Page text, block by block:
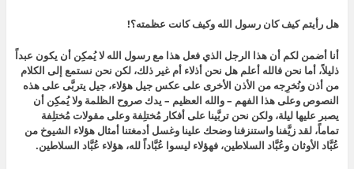
هل رأيتم كيف كان رسول الله وكيف كانت عظمته؟!
أنا أضمن لكم أن هذا الرجل الذي فعل هذا مع رسول الله لا يُمكِن أن يكون عبداً
ذليلاً، أما نحن فالله أعلم هل نحن أذلاء أم غير ذلك، لكن نحن نستمع إلى الكلام
من أذن ونُخرِجه من الأذن الأخرى على عكس جيل هؤلاء، جيل يتربَّى على هذه
النصوص وعلى هذا الفهم – والله العظيم – يدك صروح الظلمة ولا يُمكِن أن
يصبر عليها ليلة، ولكن نحن تربَّينا على أفكار مُختلِفة وعلى مقولات مُختلِفة
تماماً، لقد زيَّفنا واستنزفنا وضحك علينا وغسل أدمغتنا أمثال هؤلاء الشيوخ من
عُبَّاد الأوثان وعُبَّاد السلاطين، فهؤلاء ليسوا عُبَّاداً لله، هؤلاء عُبَّاد السلاطين.